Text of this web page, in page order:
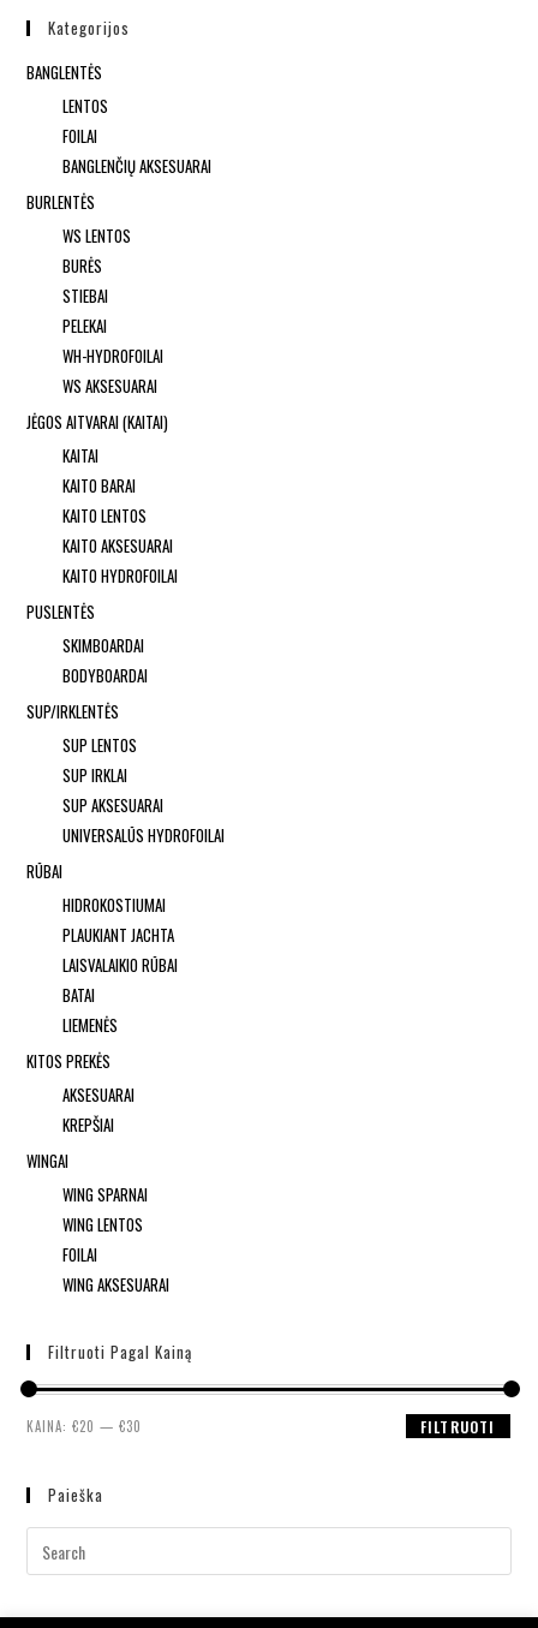
Kategorijos
BANGLENTĖS
LENTOS
FOILAI
BANGLENČIŲ AKSESUARAI
BURLENTĖS
WS LENTOS
BURĖS
STIEBAI
PELEKAI
WH-HYDROFOILAI
WS AKSESUARAI
JĖGOS AITVARAI (KAITAI)
KAITAI
KAITO BARAI
KAITO LENTOS
KAITO AKSESUARAI
KAITO HYDROFOILAI
PUSLENTĖS
SKIMBOARDAI
BODYBOARDAI
SUP/IRKLENTĖS
SUP LENTOS
SUP IRKLAI
SUP AKSESUARAI
UNIVERSALŪS HYDROFOILAI
RŪBAI
HIDROKOSTIUMAI
PLAUKIANT JACHTA
LAISVALAIKIO RŪBAI
BATAI
LIEMENĖS
KITOS PREKĖS
AKSESUARAI
KREPŠIAI
WINGAI
WING SPARNAI
WING LENTOS
FOILAI
WING AKSESUARAI
Filtruoti Pagal Kainą
FILTRUOTI
KAINA:€20 —€30
Paieška